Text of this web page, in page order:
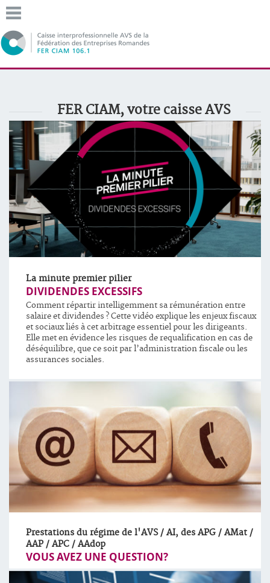
FER CIAM, votre caisse AVS
La minute premier pilier
DIVIDENDES EXCESSIFS
Comment répartir intelligemment sa rémunération entre
salaire et dividendes ? Cette vidéo explique les enjeux fiscaux
et sociaux liés à cet arbitrage essentiel pour les dirigeants.
Elle met en évidence les risques de requalification en cas de
déséquilibre, que ce soit par l’administration fiscale ou les
assurances sociales.
Prestations du régime de l'AVS / AI, des APG / AMat /
AAP / APC / AAdop
VOUS AVEZ UNE QUESTION?